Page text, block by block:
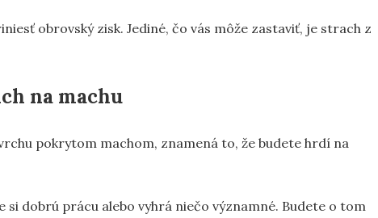
obrovský zisk. Jediné, čo vás môže zastaviť, je strach z
na machu
pokrytom machom, znamená to, že budete hrdí na
dobrú prácu alebo vyhrá niečo významné. Budete o tom